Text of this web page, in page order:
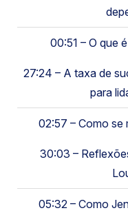
00:51 – O que
27:24 – A taxa de
para
02:57 – Como se
30:03 –
05:32 – Como